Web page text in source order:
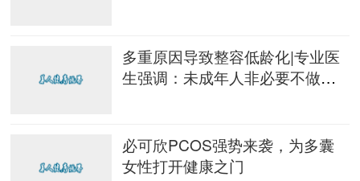
多重原因导致整容低龄化|专业医
生强调：未成年人非必要不做整
必可欣PCOS强势来袭，为多囊
女性打开健康之门